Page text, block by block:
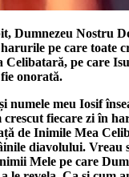
Dumnezeu Nostru
pe care toate
pe care
onorată.
numele meu Iosif
crescut fiecare zi în
de Inimile Mea
diavolului. Vreau
Mele pe care